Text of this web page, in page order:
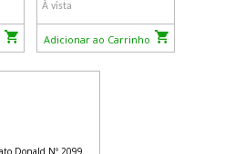
À vista
Adicionar ao Carrinho